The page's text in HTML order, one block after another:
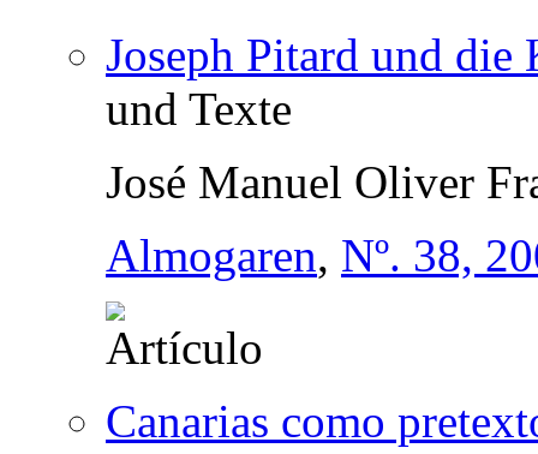
Joseph Pitard und die
und Texte
José Manuel Oliver
Almogaren, Nº. 38,
Canarias como